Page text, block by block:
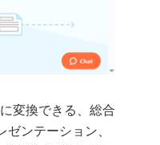
変換できる、総合
ンテーション、